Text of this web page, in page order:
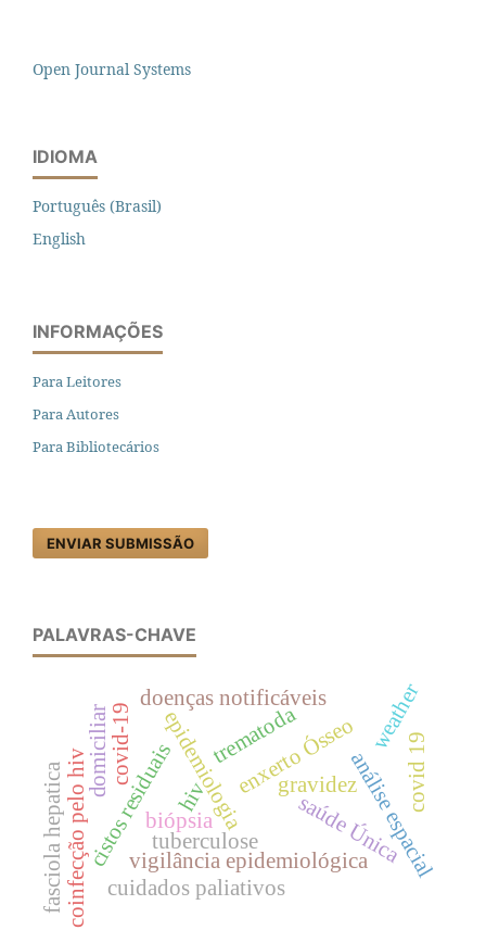
Open Journal Systems
IDIOMA
Português (Brasil)
English
INFORMAÇÕES
Para Leitores
Para Autores
Para Bibliotecários
ENVIAR SUBMISSÃO
PALAVRAS-CHAVE
saúde Única
epidemiologia
vigilância epidemiológicaanálise espacial
cistos residuaisbiópsia
enxerto Ósseo
coinfecção pelo hiv tuberculose
doenças notificáveis
covid-19
fasciola hepatica
trematoda weather
cuidados paliativos
domiciliar covid 19
hiv gravidez